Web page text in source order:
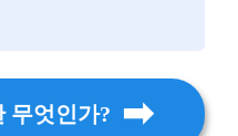
무엇인가?